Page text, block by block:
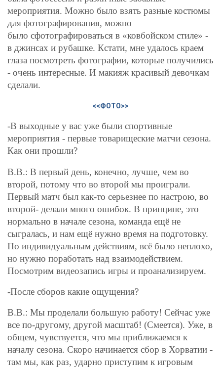
мероприятия. Можно было взять разные костюмы
для фотографирования, можно
было сфотографироваться в «ковбойском стиле» -
в джинсах и рубашке. Кстати, мне удалось краем
глаза посмотреть фотографии, которые получились
- очень интересные. И макияж красивый девочкам
сделали.
<<ФОТО>>
-В выходные у вас уже были спортивные
мероприятия - первые товарищеские матчи сезона.
Как они прошли?
В.В.: В первый день, конечно, лучше, чем во
второй, потому что во второй мы проиграли.
Первый матч был как-то серьезнее по настрою, во
второй- делали много ошибок. В принципе, это
нормально в начале сезона, команда ещё не
сыгралась, и нам ещё нужно время на подготовку.
По индивидуальным действиям, всё было неплохо,
но нужно поработать над взаимодействием.
Посмотрим видеозапись игры и проанализируем.
-После сборов какие ощущения?
В.В.: Мы проделали большую работу! Сейчас уже
все по-другому, другой масштаб! (Смеется). Уже, в
общем, чувствуется, что мы приближаемся к
началу сезона. Скоро начинается сбор в Хорватии -
там мы, как раз, ударно приступим к игровым